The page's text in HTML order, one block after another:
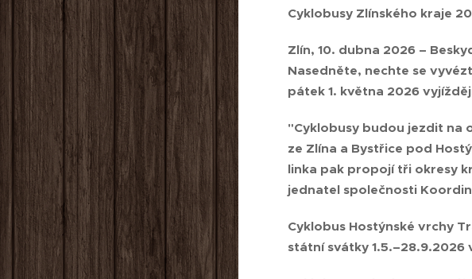
Cyklobusy Zlínského kraje
Zlín, 10. dubna 2026 –
Nasedněte, nechte se
pátek 1. května 2026
"Cyklobusy budou jezdit na
ze Zlína a Bystřice pod
linka pak propojí tři okresy
jednatel společnosti
Cyklobus Hostýnské vrchy
státní svátky 1.5.–28.9.2026